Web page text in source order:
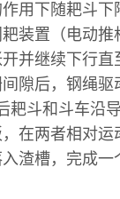
用下随耙斗下
装置（电动推
并继续下行直
隙后，钢绳驱
耙斗和斗车沿
在两者相对
渣槽，完成一